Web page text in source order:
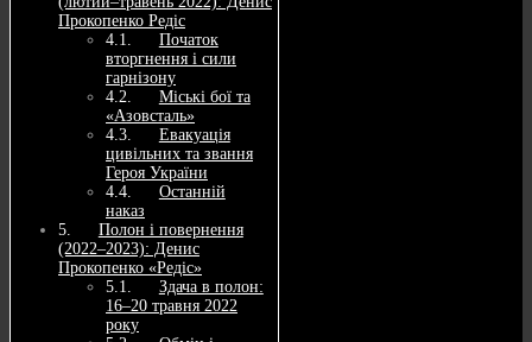
Прокопенко Редіс
Початок
вторгнення і сили
гарнізону
Міські бої та
«Азовсталь»
Евакуація
цивільних та звання
Героя України
Останній
наказ
Полон і повернення
(2022–2023): Денис
Прокопенко «Редіс»
Здача в полон:
16–20 травня 2022
року